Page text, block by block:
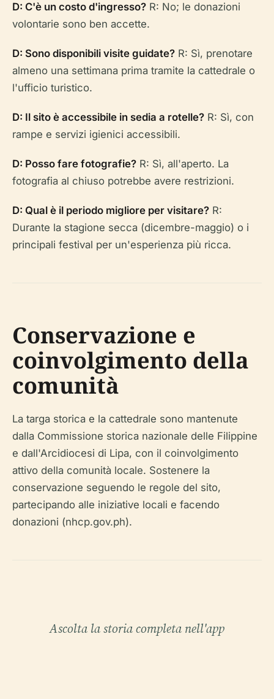
D: C'è un costo d'ingresso? R: No; le donazioni
volontarie sono ben accette.
D: Sono disponibili visite guidate? R: Sì, prenotare
almeno una settimana prima tramite la cattedrale o
l'ufficio turistico.
D: Il sito è accessibile in sedia a rotelle? R: Sì, con
rampe e servizi igienici accessibili.
D: Posso fare fotografie? R: Sì, all'aperto. La
fotografia al chiuso potrebbe avere restrizioni.
D: Qual è il periodo migliore per visitare? R:
Durante la stagione secca (dicembre-maggio) o i
principali festival per un'esperienza più ricca.
Conservazione e
coinvolgimento della
comunità
La targa storica e la cattedrale sono mantenute
dalla Commissione storica nazionale delle Filippine
e dall'Arcidiocesi di Lipa, con il coinvolgimento
attivo della comunità locale. Sostenere la
conservazione seguendo le regole del sito,
partecipando alle iniziative locali e facendo
donazioni (nhcp.gov.ph).
Ascolta la storia completa nell'app